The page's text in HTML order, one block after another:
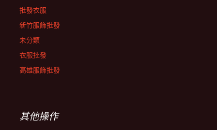
批發衣服
新竹服飾批發
未分類
衣服批發
高雄服飾批發
其他操作